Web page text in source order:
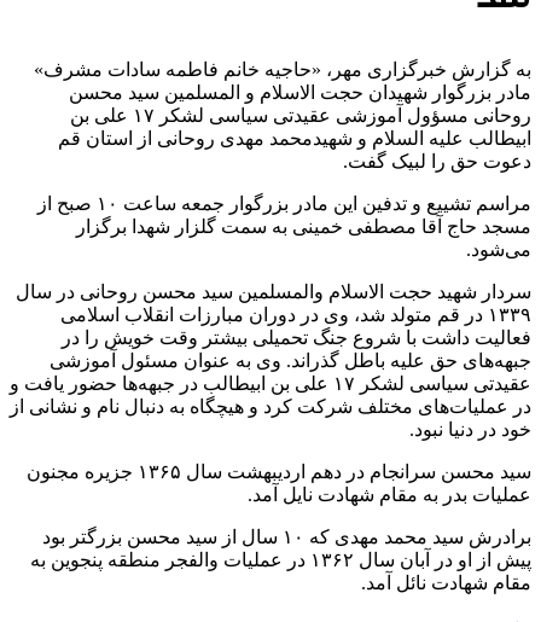
به گزارش خبرگزاری مهر، «حاجیه خانم فاطمه سادات مشرف»
مادر بزرگوار شهیدان حجت الاسلام و المسلمین سید محسن
روحانی مسؤول آموزشی عقیدتی سیاسی لشکر ۱۷ علی بن
ابیطالب علیه السلام و شهیدمحمد مهدی روحانی از استان قم
دعوت حق را لبیک گفت.
مراسم تشییع و تدفین این مادر بزرگوار جمعه ساعت ۱۰ صبح از
مسجد حاج آقا مصطفی خمینی به سمت گلزار شهدا برگزار
می‌شود.
سردار شهید حجت الاسلام والمسلمین سید محسن روحانی در سال
۱۳۳۹ در قم متولد شد، وی در دوران مبارزات انقلاب اسلامی
فعالیت داشت با شروع جنگ تحمیلی بیشتر وقت خویش را در
جبهه‌های حق علیه باطل گذراند. وی به عنوان مسئول آموزشی
عقیدتی سیاسی لشکر ۱۷ علی بن ابیطالب در جبهه‌ها حضور یافت و
در عملیات‌های مختلف شرکت کرد و هیچگاه به دنبال نام و نشانی از
خود در دنیا نبود.
سید محسن سرانجام در دهم اردیبهشت سال ۱۳۶۵ جزیره مجنون
عملیات بدر به مقام شهادت نایل آمد.
برادرش سید محمد مهدی که ۱۰ سال از سید محسن بزرگتر بود
پیش از او در آبان سال ۱۳۶۲ در عملیات والفجر منطقه پنجوین به
مقام شهادت نائل آمد.